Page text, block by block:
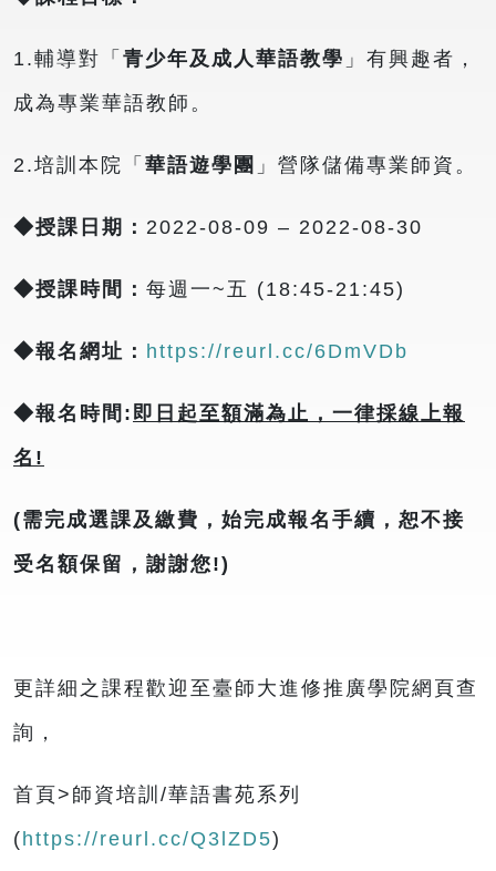
1.輔導對「 青少年及成人華語教學 」有興趣者，
成為專業華語教師。
2.培訓本院「 華語遊學團 」營隊儲備專業師資。
◆授課日期： 2022-08-09 – 2022-08-30
◆授課時間： 每週一~五 (18:45-21:45)
◆報名網址： https://reurl.cc/6DmVDb
◆報名時間: 即日起至額滿為止，一律採線上報
名!
(需完成選課及繳費，始完成報名手續，恕不接
受名額保留，謝謝您!)
更詳細之課程歡迎至臺師大進修推廣學院網頁查
詢，
首頁>師資培訓/華語書苑系列
( https://reurl.cc/Q3lZD5)